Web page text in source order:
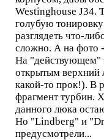
Westinghouse J34.
голубую
разглядеть что-
сложно. А на фото
На "действующем"
открытым верхний
какой-то прок!). В
фрагмент турбин.
данного люка
Но "Lindberg" и
предусмотрели...